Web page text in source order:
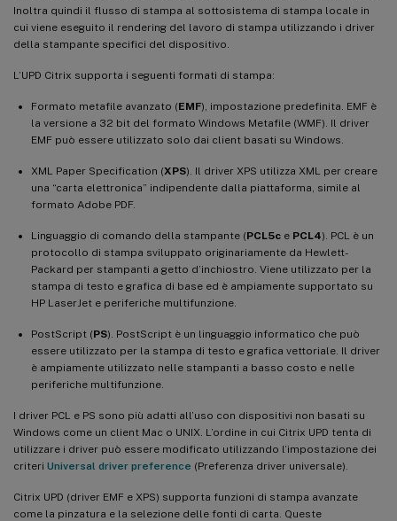
Inoltra quindi il flusso di stampa al sottosistema di stampa locale in
cui viene eseguito il rendering del lavoro di stampa utilizzando i driver
della stampante specifici del dispositivo.
L’UPD Citrix supporta i seguenti formati di stampa:
Formato metafile avanzato (EMF), impostazione predefinita. EMF è
la versione a 32 bit del formato Windows Metafile (WMF). Il driver
EMF può essere utilizzato solo dai client basati su Windows.
XML Paper Specification (XPS). Il driver XPS utilizza XML per creare
una “carta elettronica” indipendente dalla piattaforma, simile al
formato Adobe PDF.
Linguaggio di comando della stampante (PCL5c e PCL4). PCL è un
protocollo di stampa sviluppato originariamente da Hewlett-
Packard per stampanti a getto d’inchiostro. Viene utilizzato per la
stampa di testo e grafica di base ed è ampiamente supportato su
HP LaserJet e periferiche multifunzione.
PostScript (PS). PostScript è un linguaggio informatico che può
essere utilizzato per la stampa di testo e grafica vettoriale. Il driver
è ampiamente utilizzato nelle stampanti a basso costo e nelle
periferiche multifunzione.
I driver PCL e PS sono più adatti all’uso con dispositivi non basati su
Windows come un client Mac o UNIX. L’ordine in cui Citrix UPD tenta di
utilizzare i driver può essere modificato utilizzando l’impostazione dei
criteri Universal driver preference (Preferenza driver universale).
Citrix UPD (driver EMF e XPS) supporta funzioni di stampa avanzate
come la pinzatura e la selezione delle fonti di carta. Queste